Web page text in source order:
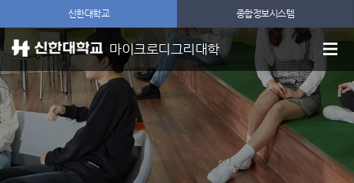
신한대학교 종합정보시스템
마이크로디그리대학